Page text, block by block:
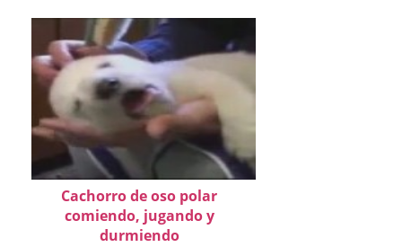
Cachorro de oso polar
comiendo, jugando y
durmiendo